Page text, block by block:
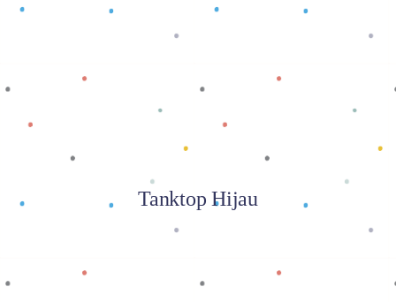
Baca selengkapnya
Tanktop Hijau